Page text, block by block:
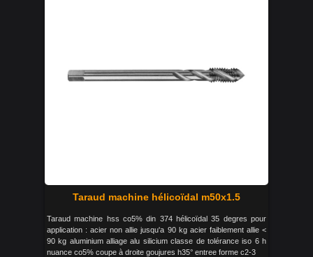
Taraud machine hélicoïdal m50x1.5
Taraud machine hss co5% din 374 hélicoïdal 35 degres pour
application : acier non allie jusqu'a 90 kg acier faiblement allie <
90 kg aluminium alliage alu silicium classe de tolérance iso 6 h
nuance co5% coupe à droite goujures h35° entree forme c2-3